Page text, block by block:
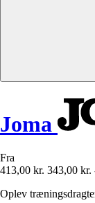
Joma
Fra
413,00 kr. 343,00 kr.
Oplev